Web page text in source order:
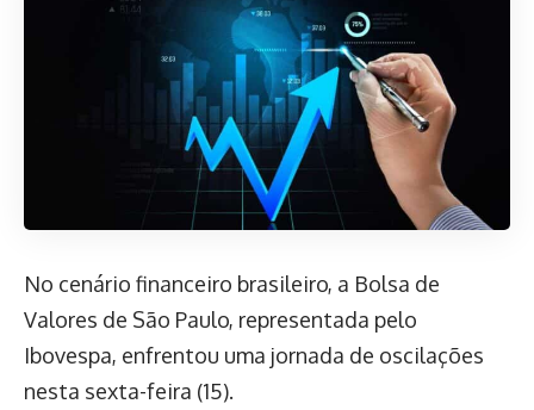
No cenário financeiro brasileiro, a Bolsa de
Valores de São Paulo, representada pelo
Ibovespa, enfrentou uma jornada de oscilações
nesta sexta-feira (15).